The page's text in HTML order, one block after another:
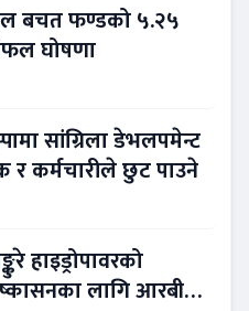
बचत फण्डको ५.२५
घोषणा
सांग्रिला डेभलपमेन्ट
र कर्मचारीले छुट पाउने
हाइड्रोपावरको
लागि आरबीबी